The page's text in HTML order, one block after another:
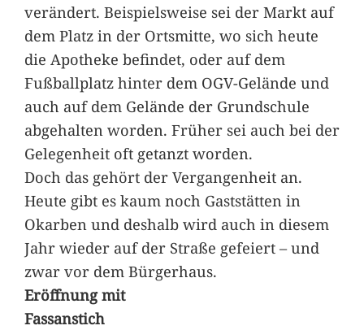
verändert. Beispielsweise sei der Markt auf
dem Platz in der Ortsmitte, wo sich heute
die Apotheke befindet, oder auf dem
Fußballplatz hinter dem OGV-Gelände und
auch auf dem Gelände der Grundschule
abgehalten worden. Früher sei auch bei der
Gelegenheit oft getanzt worden.
Doch das gehört der Vergangenheit an.
Heute gibt es kaum noch Gaststätten in
Okarben und deshalb wird auch in diesem
Jahr wieder auf der Straße gefeiert – und
zwar vor dem Bürgerhaus.
Eröffnung mit
Fassanstich